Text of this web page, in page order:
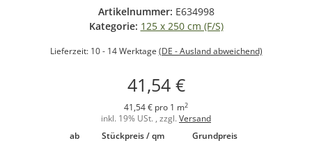
Artikelnummer: E634998
Kategorie: 125 x 250 cm (F/S)
Lieferzeit: 10 - 14 Werktage (DE - Ausland abweichend)
41,54 €
41,54 € pro 1 m2
inkl. 19% USt. , zzgl. Versand
ab
Stückpreis / qm
Grundpreis